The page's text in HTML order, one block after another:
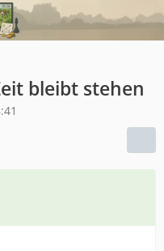
bleibt stehen